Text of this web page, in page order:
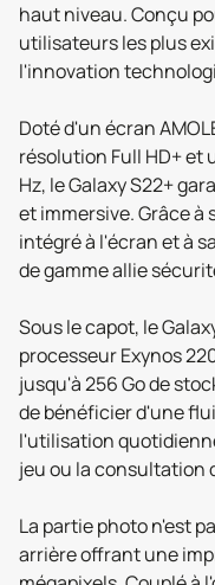
haut niveau. Conçu
utilisateurs les plus
l'innovation
Doté d'un écran
résolution Full HD+ et
Hz, le Galaxy S22+
et immersive. Grâce
intégré à l'écran et à
de gamme allie
Sous le capot, le
processeur Exynos
jusqu'à 256 Go de
de bénéficier d'une
l'utilisation
jeu ou la consultation
La partie photo n'est
arrière offrant une